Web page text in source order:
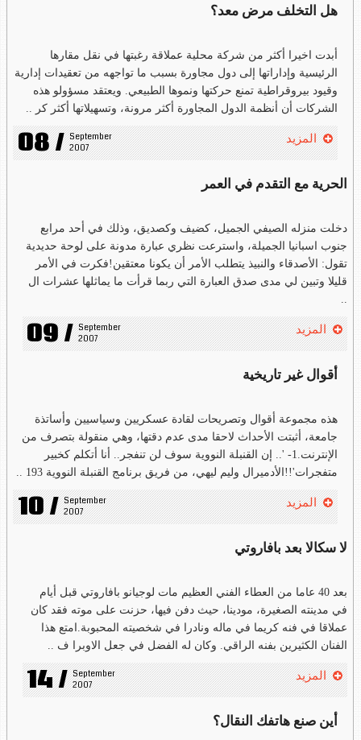
هل التخلف مرض معد؟
أبدت اخيرا أكثر من شركة محلية عملاقة رغبتها في نقل مقارها
الرئيسية وإداراتها إلى دول مجاورة بسبب ما تواجهه من تعقيدات إدارية
وقيود بيروقراطية تمنع حركتها ونموها الطبيعي. ويعتقد مسؤولو هذه
الشركات أن أنظمة الدول المجاورة أكثر مرونة، وتسهيلاتها أكثر كر ..
08 / September
2007
المزيد
الحرية مع التقدم في العمر
دخلت منزله الصيفي الجميل، كضيف وكصديق، وذلك في أحد مرابع
جنوب اسبانيا الجميلة، واسترعت نظري عبارة مدونة على لوحة حديدية
تقول: الأصدقاء والنبيذ يتطلب الأمر أن يكونا معتقين!فكرت في الأمر
قليلا وتبين لي مدى صدق العبارة التي ربما قرأت ما يماثلها عشرات ال
..
09 / September
2007
المزيد
أقوال غير تاريخية
هذه مجموعة أقوال وتصريحات لقادة عسكريين وسياسيين وأساتذة
جامعة، أثبتت الأحداث لاحقا مدى عدم دقتها، وهي منقولة بتصرف من
الإنترنت.1- '.. إن القنبلة النووية سوف لن تنفجر.. أنا أتكلم كخبير
متفجرات'!!الأدميرال وليم ليهي، من فريق برنامج القنبلة النووية 193 ..
10 / September
2007
المزيد
لا سكالا بعد بافاروتي
بعد 40 عاما من العطاء الفني العظيم مات لوجيانو بافاروتي قبل أيام
في مدينته الصغيرة، مودينا، حيث دفن فيها، حزنت على موته فقد كان
عملاقا في فنه كريما في ماله ونادرا في شخصيته المحبوبة.امتع هذا
الفنان الكثيرين بفنه الراقي. وكان له الفضل في جعل الاوبرا ف ..
14 / September
2007
المزيد
أين صنع هاتفك النقال؟